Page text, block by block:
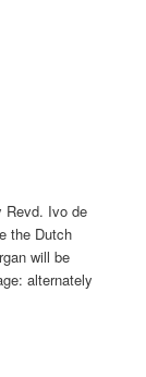
Revd. Ivo de
the Dutch
will be
alternately